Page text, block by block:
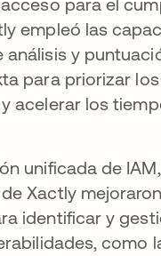
empleó las
análisis y
para priorizar
acelerar los
unificada de
Xactly
identificar y
como